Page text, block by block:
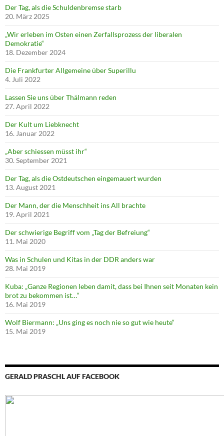
Der Tag, als die Schuldenbremse starb
20. März 2025
„Wir erleben im Osten einen Zerfallsprozess der liberalen
Demokratie“
18. Dezember 2024
Die Frankfurter Allgemeine über Superillu
4. Juli 2022
Lassen Sie uns über Thälmann reden
27. April 2022
Der Kult um Liebknecht
16. Januar 2022
„Aber schiessen müsst ihr“
30. September 2021
Der Tag, als die Ostdeutschen eingemauert wurden
13. August 2021
Der Mann, der die Menschheit ins All brachte
19. April 2021
Der schwierige Begriff vom „Tag der Befreiung“
11. Mai 2020
Was in Schulen und Kitas in der DDR anders war
28. Mai 2019
Kuba: „Ganze Regionen leben damit, dass bei Ihnen seit Monaten kein
brot zu bekommen ist…“
16. Mai 2019
Wolf Biermann: „Uns ging es noch nie so gut wie heute“
15. Mai 2019
GERALD PRASCHL AUF FACEBOOK